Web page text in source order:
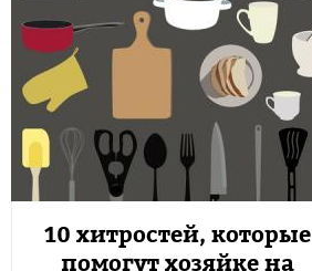
10 хитростей, которые
помогут хозяйке на